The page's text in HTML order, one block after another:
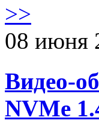
>>
08 июня
Видео-
NVMe